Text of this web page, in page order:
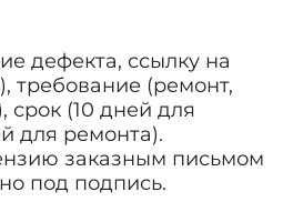
дефекта, ссылку на
требование (ремонт,
срок (10 дней для
для ремонта).
заказным письмом
под подпись.